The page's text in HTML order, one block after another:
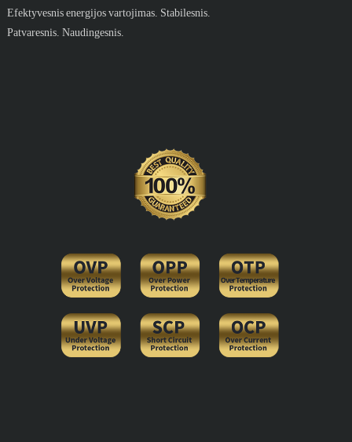
Efektyvesnis energijos vartojimas. Stabilesnis.
Patvaresnis. Naudingesnis.